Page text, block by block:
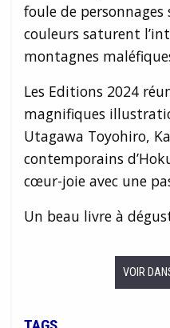
foule de
couleurs saturent
montagnes
Les Editions 2024
magnifiques
Utagawa Toyohiro,
contemporains
cœur-joie avec une
Un beau livre à
VOIR